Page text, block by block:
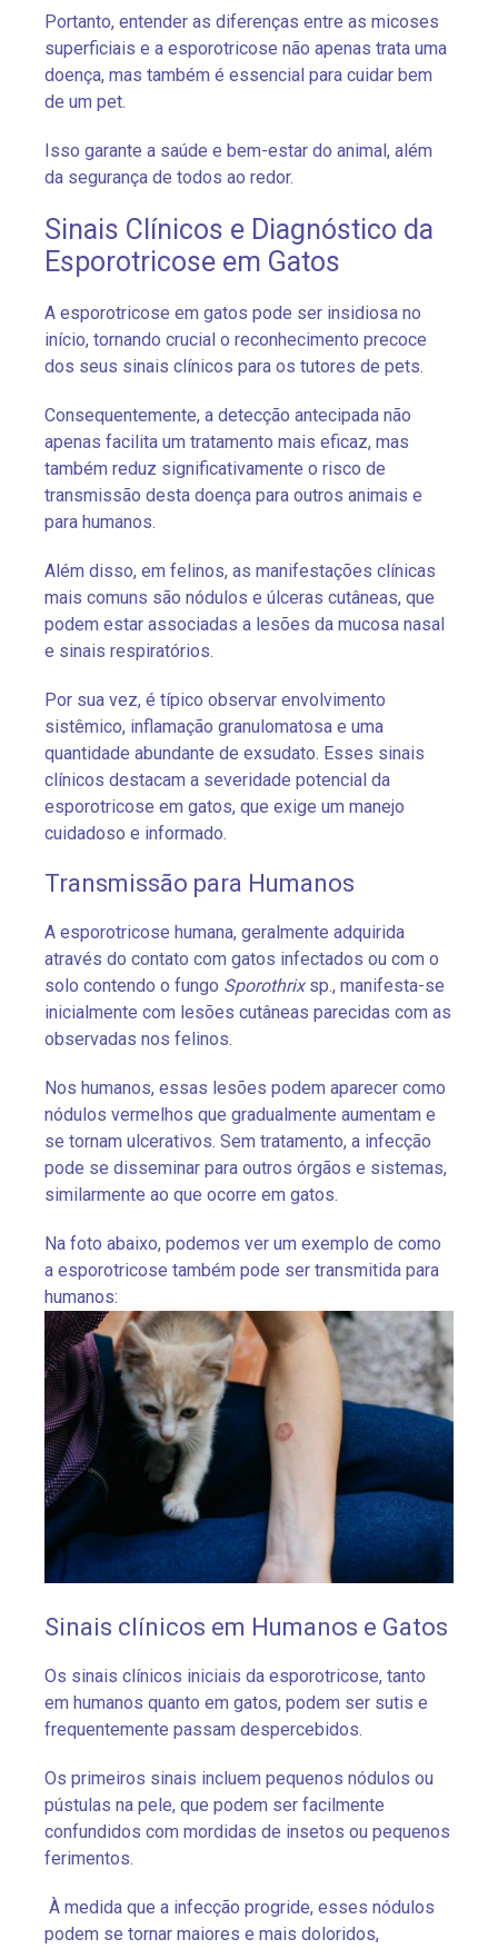
Portanto, entender as diferenças entre as micoses
superficiais e a esporotricose não apenas trata uma
doença, mas também é essencial para cuidar bem
de um pet.
Isso garante a saúde e bem-estar do animal, além
da segurança de todos ao redor.
Sinais Clínicos e Diagnóstico da
Esporotricose em Gatos
A esporotricose em gatos pode ser insidiosa no
início, tornando crucial o reconhecimento precoce
dos seus sinais clínicos para os tutores de pets.
Consequentemente, a detecção antecipada não
apenas facilita um tratamento mais eficaz, mas
também reduz significativamente o risco de
transmissão desta doença para outros animais e
para humanos.
Além disso, em felinos, as manifestações clínicas
mais comuns são nódulos e úlceras cutâneas, que
podem estar associadas a lesões da mucosa nasal
e sinais respiratórios.
Por sua vez, é típico observar envolvimento
sistêmico, inflamação granulomatosa e uma
quantidade abundante de exsudato. Esses sinais
clínicos destacam a severidade potencial da
esporotricose em gatos, que exige um manejo
cuidadoso e informado.
Transmissão para Humanos
A esporotricose humana, geralmente adquirida
através do contato com gatos infectados ou com o
solo contendo o fungo Sporothrixsp., manifesta-se
inicialmente com lesões cutâneas parecidas com as
observadas nos felinos.
Nos humanos, essas lesões podem aparecer como
nódulos vermelhos que gradualmente aumentam e
se tornam ulcerativos. Sem tratamento, a infecção
pode se disseminar para outros órgãos e sistemas,
similarmente ao que ocorre em gatos.
Na foto abaixo, podemos ver um exemplo de como
a esporotricose também pode ser transmitida para
humanos:
Sinais clínicos em Humanos e Gatos
Os sinais clínicos iniciais da esporotricose, tanto
em humanos quanto em gatos, podem ser sutis e
frequentemente passam despercebidos.
Os primeiros sinais incluem pequenos nódulos ou
pústulas na pele, que podem ser facilmente
confundidos com mordidas de insetos ou pequenos
ferimentos.
À medida que a infecção progride, esses nódulos
podem se tornar maiores e mais doloridos,